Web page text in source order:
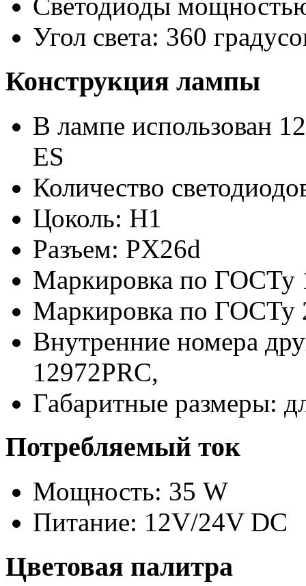
Светодиоды
Угол света: 360
Конструкция лампы
В лампе использован
ES
Количество
Цоколь: H1
Разъем: PX26d
Маркировка по ГОСТу
Маркировка по ГОСТу
Внутренние номера
12972PRC,
Габаритные размеры:
Потребляемый ток
Мощность: 35 W
Питание: 12V/24V DC
Цветовая палитра